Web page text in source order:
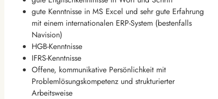
gute Kenntnisse in MS Excel und sehr gute Erfahrung
mit einem internationalen ERP-System (bestenfalls
Navision)
HGB-Kenntnisse
IFRS-Kenntnisse
Offene, kommunikative Persönlichkeit mit
Problemlösungskompetenz und strukturierter
Arbeitsweise